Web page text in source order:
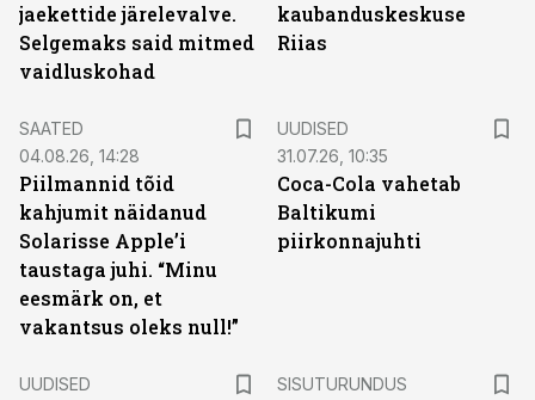
jaekettide järelevalve.
Selgemaks said mitmed
vaidluskohad
kaubanduskeskuse
Riias
SAATED
04.08.26, 14:28
Piilmannid tõid
kahjumit näidanud
Solarisse Apple’i
taustaga juhi. “Minu
eesmärk on, et
vakantsus oleks null!”
UUDISED
31.07.26, 10:35
Coca-Cola vahetab
Baltikumi
piirkonnajuhti
UUDISED
SISUTURUNDUS